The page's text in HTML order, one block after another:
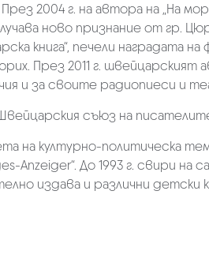
2004 г. на автора на „На
ново признание от гр.
книга“, печели наградата
През 2011 г. швейцарският
и за своите радиопиеси и
съюз на
на културно-политическа
Anzeiger“. До 1993 г. свири на
издава и различни